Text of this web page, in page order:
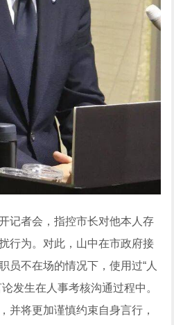
记者会，指控市长对他本人存
行为。对此，山中在市政府接
员不在场的情况下，使用过“人
发生在人事考核沟通过程中。
并将更加谨慎约束自身言行，